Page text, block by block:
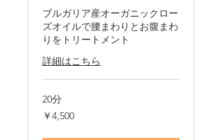
ブルガリア産オーガニックロー
ズオイルで腰まわりとお腹まわ
りをトリートメント
詳細はこちら
20分
4,500
円
￥4,500